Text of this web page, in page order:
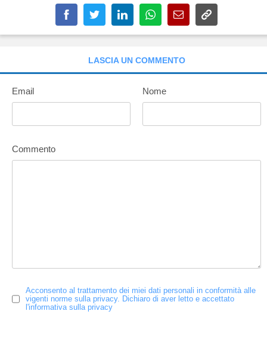
LASCIA UN COMMENTO
Email Nome
Commento
Acconsento al trattamento dei miei dati personali in conformità alle
vigenti norme sulla privacy. Dichiaro di aver letto e accettato
l'informativa sulla privacy